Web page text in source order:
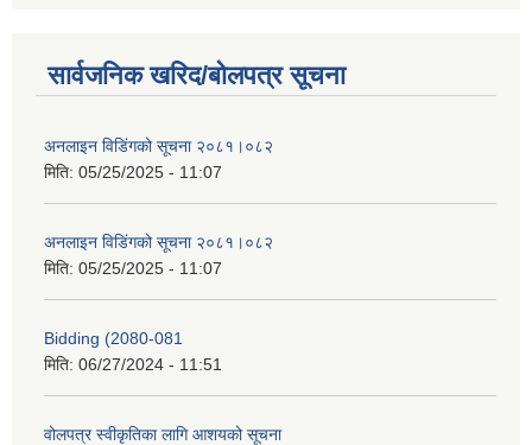
सार्वजनिक खरिद/बोलपत्र सूचना
अनलाइन विडि‌ं‍गको सूचना २०८१।०८२
मिति: 05/25/2025 - 11:07
अनलाइन विडि‌ं‍गको सूचना २०८१।०८२
मिति: 05/25/2025 - 11:07
Bidding (2080-081
मिति: 06/27/2024 - 11:51
वोलपत्र स्वीकृतिका लागि आशयको सूचना